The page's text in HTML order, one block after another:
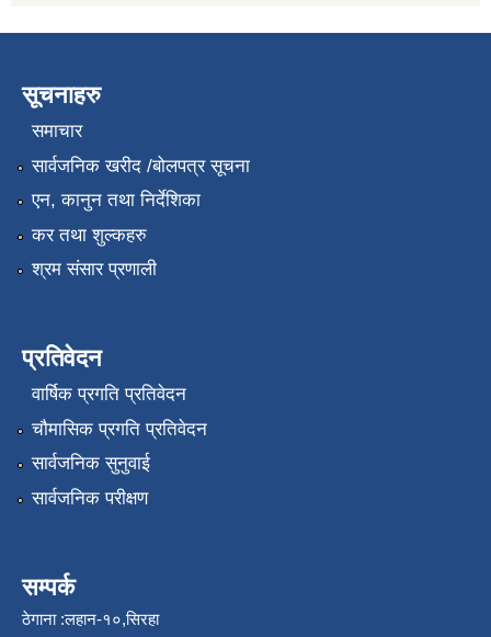
सूचनाहरु
समाचार
सार्वजनिक खरीद /बोलपत्र सूचना
एन, कानुन तथा निर्देशिका
कर तथा शुल्कहरु
श्रम संसार प्रणाली
प्रतिवेदन
वार्षिक प्रगति प्रतिवेदन
चौमासिक प्रगति प्रतिवेदन
सार्वजनिक सुनुवाई
सार्वजनिक परीक्षण
सम्पर्क
ठेगाना :लहान-१०,सिरहा